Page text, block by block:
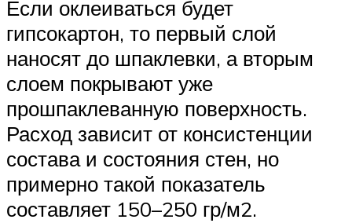
Если оклеиваться будет
гипсокартон, то первый слой
наносят до шпаклевки, а вторым
слоем покрывают уже
прошпаклеванную поверхность.
Расход зависит от консистенции
состава и состояния стен, но
примерно такой показатель
составляет 150–250 гр/м2.